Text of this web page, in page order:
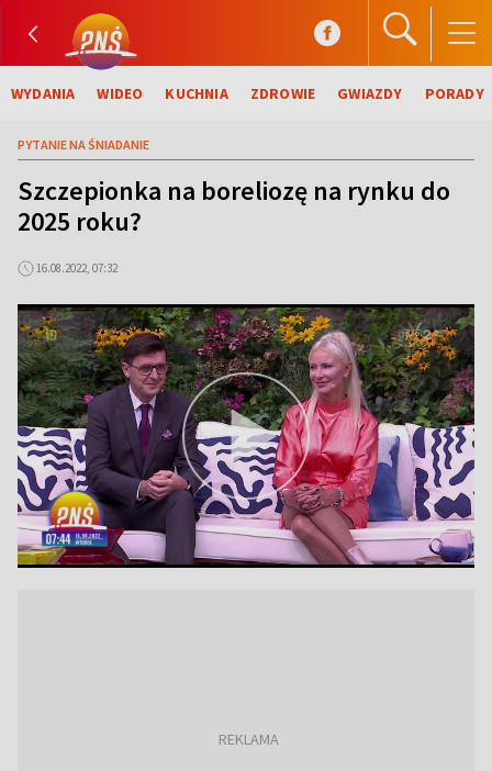
WYDANIA WIDEO KUCHNIA ZDROWIE GWIAZDY PORADY
PYTANIE NA ŚNIADANIE
Szczepionka na boreliozę na rynku do
2025 roku?
16.08.2022, 07:32